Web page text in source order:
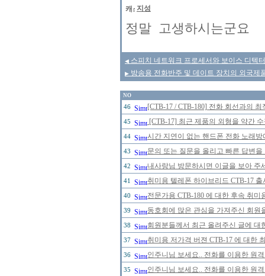
지성
정말 고생하시는군요
◀ 스피치 네트워크 프로세서와 보이스 디텍
▶ 방송용 전화반주 및 데이트 장치의 외국제
NO
46 [CTB-17 / CTB-180] 전화 회선과의
45 [CTB-17] 최근 제품의 외형을 약간
44 시간 지연이 없는 핸드폰 전화 노래
43 문의 또는 질문을 올리고 빠른 답변
42 내사랑님 방문하시면 이글을 보아 주
41 취미용 텔레폰 하이브리드 CTB-17
40 전문가용 CTB-180 에 대한 후속 취
39 동호회에 많은 관심을 가져주신 회
38 회원분들께서 최근 올려주신 글에
37 취미용 저가격 버젼 CTB-17 에 대한
36 인주니님 보세요.. 전화를 이용한 원
35 인주니님 보세요.. 전화를 이용한 원